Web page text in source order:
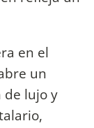
en el
un
de lujo y